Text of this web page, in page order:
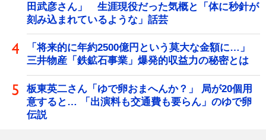
田武彦さん」 生涯現役だった気概と「体に秒針が
刻み込まれているような」話芸
「将来的に年約2500億円という莫大な金額に…」
三井物産「鉄鉱石事業」爆発的収益力の秘密とは
板東英二さん「ゆで卵おまへんか？」 局が20個用
意すると… 「出演料も交通費も要らん」のゆで卵
伝説